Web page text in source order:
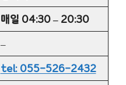
매일 04:30 – 20:30
–
tel: 055-526-2432